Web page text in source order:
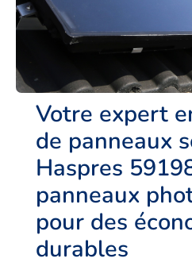
Votre expert
de panneaux
Haspres
panneaux
pour des
durables